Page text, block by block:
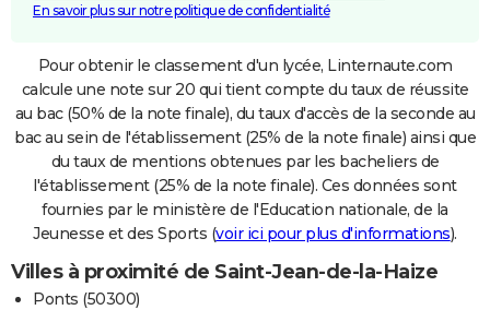
En savoir plus sur notre politique de confidentialité
Pour obtenir le classement d'un lycée, Linternaute.com
calcule une note sur 20 qui tient compte du taux de réussite
au bac (50% de la note finale), du taux d'accès de la seconde au
bac au sein de l'établissement (25% de la note finale) ainsi que
du taux de mentions obtenues par les bacheliers de
l'établissement (25% de la note finale). Ces données sont
fournies par le ministère de l'Education nationale, de la
Jeunesse et des Sports (voir ici pour plus d'informations).
Villes à proximité de Saint-Jean-de-la-Haize
Ponts (50300)